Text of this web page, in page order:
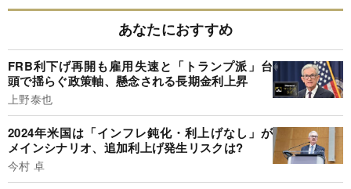
あなたにおすすめ
FRB利下げ再開も雇用失速と「トランプ派」台
頭で揺らぐ政策軸、懸念される長期金利上昇
上野泰也
2024年米国は「インフレ鈍化・利上げなし」が
メインシナリオ、追加利上げ発生リスクは?
今村 卓